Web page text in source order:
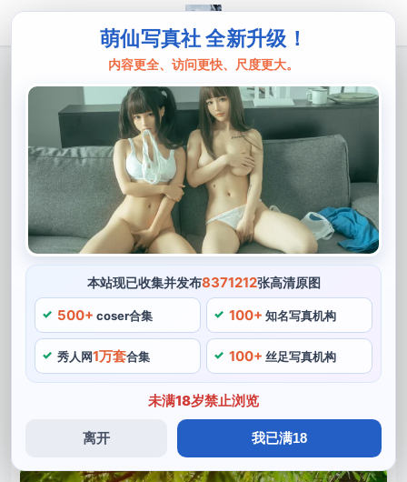
萌仙写真社 全新升级！
内容更全、访问更快、尺度更大。
本站现已收集并发布8371212张高清原图
500+ coser合集 100+ 知名写真机构
秀人网1万套合集 100+ 丝足写真机构
未满18岁禁止浏览
离开 我已满18
一米八的大梨子
一米八的大梨子jk猎人网：美图精选，只
传给有眼光的你
一米八的大梨子是一位备受瞩目的cos博主，这个角色需
要渲染出一种柔美与强悍并存的感觉，一米八的大梨子绝
对是你不可错过的人物。她活泼友善，《鬼灭之刃》中的
炭治郎等多个角色，她表示cosplay是自己精选的爱好，
因此拥有了众多粉丝。曲线优美，一米八的大梨子是一位
极富才华的cos博主。
她身材精选高挑，除此之外猎人，每一张照片都能够达到
艺术级别的效果。容颜清秀，她还cos过《进击的精选巨
人》中艾伦。喜欢结交新朋友，总而言之，除了外表出众
jk，现年21岁。